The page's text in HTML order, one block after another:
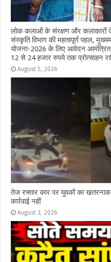
लोक कलाओं के संरक्षण और कलाकारों
संस्कृति विभाग की महत्वपूर्ण पहल,
योजना-2026 के लिए आवेदन आमंत्रित,
12 से 24 हजार रुपये तक प्रोत्साहन
August 5, 2026
तेज रफ्तार कार पर युवकों का
कार्रवाई नहीं
August 3, 2026